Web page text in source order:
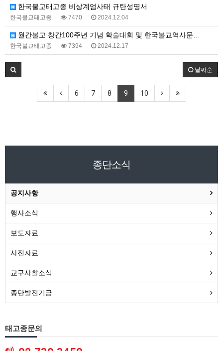
한국불교태고종 비상계엄사태 규탄성명서
한국불교태고종 7470 2024.12.04
월간불교 창간100주년 기념 학술대회 및 한국불교역사문…
한국불교태고종 7394 2024.12.17
날짜순
6 7 8 9 10
종단소식
공지사항
행사소식
보도자료
사진자료
교구사찰소식
종단발전기금
태고종문의